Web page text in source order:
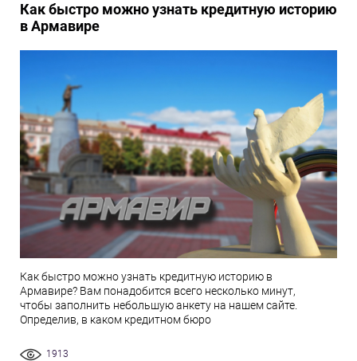
Как быстро можно узнать кредитную историю
в Армавире
Как быстро можно узнать кредитную историю в
Армавире? Вам понадобится всего несколько минут,
чтобы заполнить небольшую анкету на нашем сайте.
Определив, в каком кредитном бюро
1913